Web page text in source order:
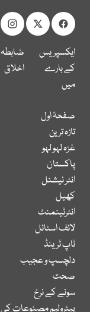
ایکسپریس
کے بارے
میں
ضابطہ
اخلاق
صفحۂ اول
تازہ ترین
غزہ لہو لہو
پاکستان
انٹر نیشنل
کھیل
انٹرٹینمنٹ
لائف اسٹائل
ٹاپ ٹرینڈ
دلچسپ و عجیب
صحت
سونے کے نرخ
پیٹرولیم مصنوعات